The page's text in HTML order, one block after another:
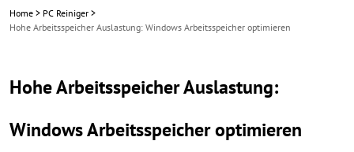
Home > PC Reiniger >
Hohe Arbeitsspeicher Auslastung: Windows Arbeitsspeicher optimieren
Hohe Arbeitsspeicher Auslastung:
Windows Arbeitsspeicher optimieren